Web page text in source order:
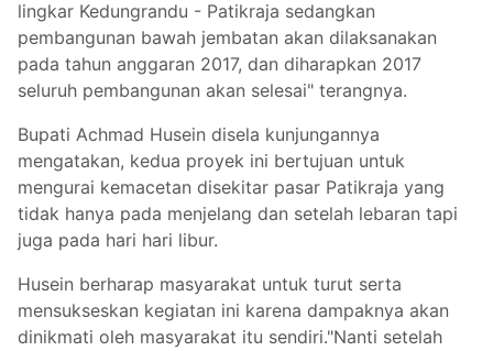
lingkar Kedungrandu - Patikraja sedangkan
pembangunan bawah jembatan akan dilaksanakan
pada tahun anggaran 2017, dan diharapkan 2017
seluruh pembangunan akan selesai" terangnya.
Bupati Achmad Husein disela kunjungannya
mengatakan, kedua proyek ini bertujuan untuk
mengurai kemacetan disekitar pasar Patikraja yang
tidak hanya pada menjelang dan setelah lebaran tapi
juga pada hari hari libur.
Husein berharap masyarakat untuk turut serta
mensukseskan kegiatan ini karena dampaknya akan
dinikmati oleh masyarakat itu sendiri."Nanti setelah